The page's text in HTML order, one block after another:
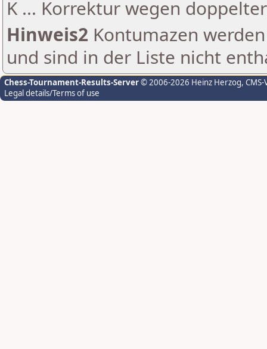
K ... Korrektur wegen
Hinweis2 Kontumazen
und sind in der Liste nicht
Chess-Tournament-Results-Server© 2006-2026 Heinz Herzog,
Legal details/Terms of use